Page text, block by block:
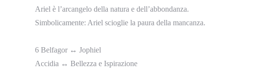
Ariel è l’arcangelo della natura e dell’abbondanza.
Simbolicamente: Ariel scioglie la paura della mancanza.
6 Belfagor ↔ Jophiel
Accidia ↔ Bellezza e Ispirazione